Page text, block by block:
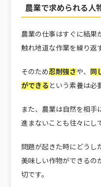
農業で求められる人
農業の仕事はすぐに結果
触れ地道な作業を繰り返
そのため忍耐強さや、
同
ができるという素養は必
また、農業は自然を相手
進まないことも往々にし
問題が起きた時にどうし
美味しい作物ができるの
切です。